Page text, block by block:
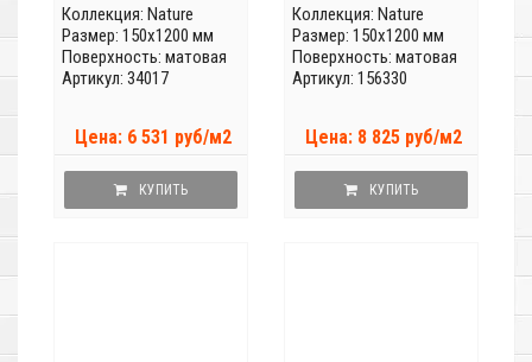
Коллекция: Nature
Размер: 150x1200 мм
Поверхность: матовая
Артикул: 34017
Цена: 6 531 руб/м2
КУПИТЬ
Коллекция: Nature
Размер: 150x1200 мм
Поверхность: матовая
Артикул: 156330
Цена: 8 825 руб/м2
КУПИТЬ